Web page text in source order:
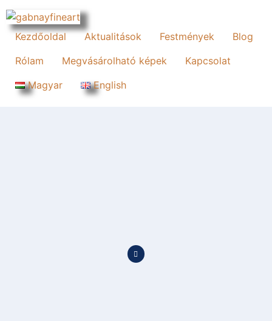
Kezdőoldal Aktualitások Festmények
Blog
Rólam
Megvásárolható képek
Kapcsolat
Magyar
English